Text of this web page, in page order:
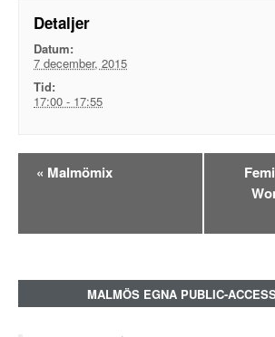
Detaljer
Datum:
7 december, 2015
Tid:
17:00 - 17:55
Evenemangsnavigation
« Malmömix
MALMÖS EGNA PUBLIC-